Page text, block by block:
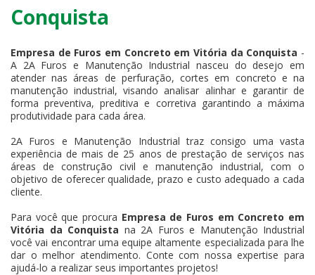
Conquista
Empresa de Furos em Concreto em Vitória da Conquista -
A 2A Furos e Manutenção Industrial nasceu do desejo em
atender nas áreas de perfuração, cortes em concreto e na
manutenção industrial, visando analisar alinhar e garantir de
forma preventiva, preditiva e corretiva garantindo a máxima
produtividade para cada área.
2A Furos e Manutenção Industrial traz consigo uma vasta
experiência de mais de 25 anos de prestação de serviços nas
áreas de construção civil e manutenção industrial, com o
objetivo de oferecer qualidade, prazo e custo adequado a cada
cliente.
Para você que procura Empresa de Furos em Concreto em
Vitória da Conquista na 2A Furos e Manutenção Industrial
você vai encontrar uma equipe altamente especializada para lhe
dar o melhor atendimento. Conte com nossa expertise para
ajudá-lo a realizar seus importantes projetos!